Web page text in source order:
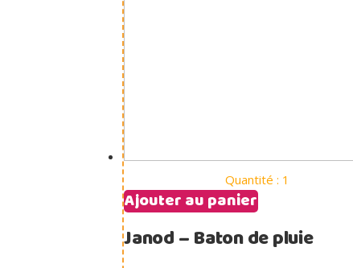
Quantité : 1
Ajouter au panier
Janod – Baton de pluie